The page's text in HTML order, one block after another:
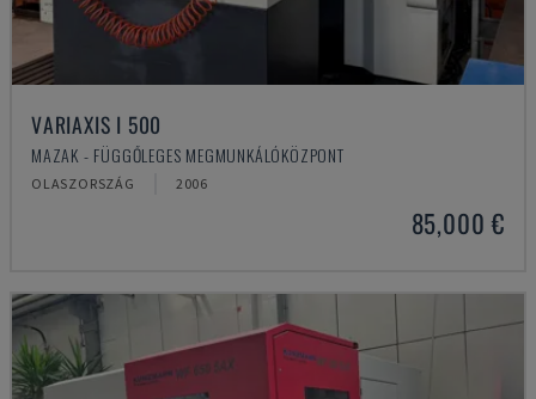
VARIAXIS I 500
MAZAK - FÜGGŐLEGES MEGMUNKÁLÓKÖZPONT
OLASZORSZÁG 2006
85,000 €